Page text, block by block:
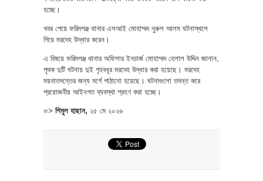
হচ্ছে।
খবর পেয়ে ফরিদগঞ্জ থানার এসআই মোহাম্মদ নুরুল আলম ঘটনাস্থলে
গিয়ে মরদেহ উদ্ধার করেন।
এ বিষয়ে ফরিদগঞ্জ থানার অফিসার ইনচার্জ মোহাম্মদ হেলাল উদ্দিন জানান,
পৃথক দুটি ঘটনায় দুই গৃহবধূর মরদেহ উদ্ধার করা হয়েছে। মরদেহ
ময়নাতদন্তের জন্য মর্গে পাঠানো হয়েছে। ঘটনাগুলো তদন্ত করে
প্রয়োজনীয় আইনগত ব্যবস্থা গ্রহণ করা হচ্ছে।
=> শিমুল হাছান, ২৫ মে ২০২৬